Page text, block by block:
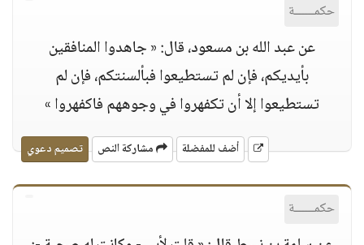
حكمــــــة
عن عبد الله بن مسعود، قال: « جاهدوا المنافقين
بأيديكم، فإن لم تستطيعوا فبألسنتكم، فإن لم
تستطيعوا إلا أن تكفهروا في وجوههم فاكفهروا »
أضف للمفضلة مشاركة النص تصميم دعوي
حكمــــــة